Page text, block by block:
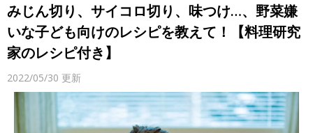
みじん切り、サイコロ切り、味つけ…、野菜嫌
いな子ども向けのレシピを教えて！【料理研究
家のレシピ付き】
2022/05/30 更新